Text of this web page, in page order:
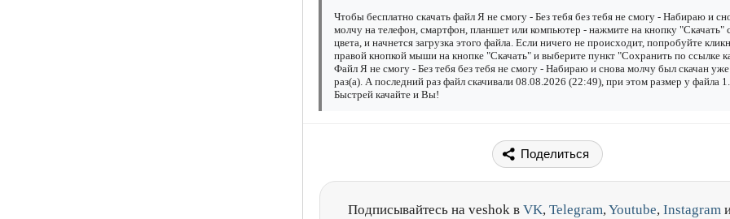
Чтобы бесплатно скачать файл Я не смогу - Без тебя без тебя не смогу - Набираю и
молчу на телефон, смартфон, планшет или компьютер - нажмите на кнопку "Скачать"
цвета, и начнется загрузка этого файла. Если ничего не происходит, попробуйте
правой кнопкой мыши на кнопке "Скачать" и выберите пункт "Сохранить по ссылке
Файл Я не смогу - Без тебя без тебя не смогу - Набираю и снова молчу был скачан
раз(а). А последний раз файл скачивали 08.08.2026 (22:49), при этом размер у файла
Быстрей качайте и Вы!
Поделиться
Подписывайтесь на veshok в VK, Telegram,Youtube, Instagram